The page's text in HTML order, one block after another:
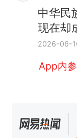
中华民
现在却
2026-06-
App内